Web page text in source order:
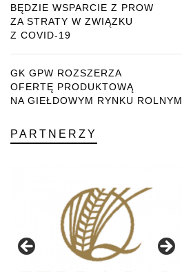
BĘDZIE WSPARCIE Z PROW
ZA STRATY W ZWIĄZKU
Z COVID-19
GK GPW ROZSZERZA
OFERTĘ PRODUKTOWĄ
NA GIEŁDOWYM RYNKU ROLNYM
PARTNERZY